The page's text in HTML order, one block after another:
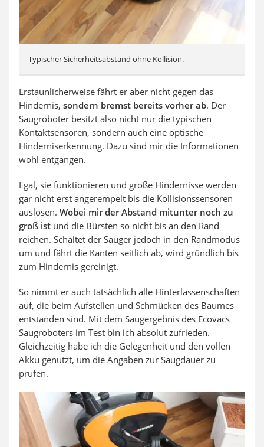
Typischer Sicherheitsabstand ohne Kollision.
Erstaunlicherweise fährt er aber nicht gegen das
Hindernis, sondern bremst bereits vorher ab. Der
Saugroboter besitzt also nicht nur die typischen
Kontaktsensoren, sondern auch eine optische
Hinderniserkennung. Dazu sind mir die Informationen
wohl entgangen.
Egal, sie funktionieren und große Hindernisse werden
gar nicht erst angerempelt bis die Kollisionssensoren
auslösen. Wobei mir der Abstand mitunter noch zu
groß ist und die Bürsten so nicht bis an den Rand
reichen. Schaltet der Sauger jedoch in den Randmodus
um und fährt die Kanten seitlich ab, wird gründlich bis
zum Hindernis gereinigt.
So nimmt er auch tatsächlich alle Hinterlassenschaften
auf, die beim Aufstellen und Schmücken des Baumes
entstanden sind. Mit dem Saugergebnis des Ecovacs
Saugroboters im Test bin ich absolut zufrieden.
Gleichzeitig habe ich die Gelegenheit und den vollen
Akku genutzt, um die Angaben zur Saugdauer zu
prüfen.